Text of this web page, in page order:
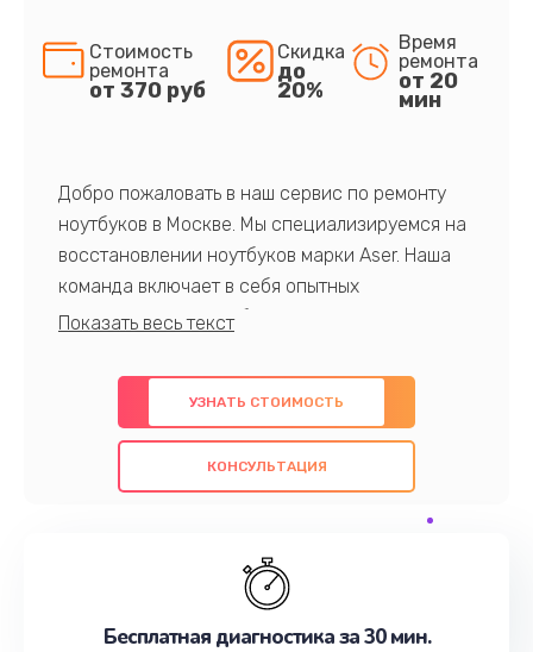
Стоимость
ремонта
от 370 руб
Скидка
до
20%
Время
ремонта
от 20
мин
Добро пожаловать в наш сервис по ремонту
ноутбуков в Москве. Мы специализируемся на
восстановлении ноутбуков марки Aser. Наша
команда включает в себя опытных
профессионалов с обширными знаниями и
предлагаем быстрый и качественный ремонт с
использованием оригинальных компонентов, а
также гарантируем качество всех
проведенных работ. Наша цель - предоставить
наилучшим образом. Не медлите записаться на
УЗНАТЬ СТОИМОСТЬ
КОНСУЛЬТАЦИЯ
Бесплатная диагностика за 30 мин.